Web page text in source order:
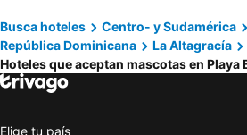
Busca hoteles
Centro- y Sudamérica
República Dominicana
La Altagracía
Hoteles que aceptan mascotas en Playa
Elige tu país